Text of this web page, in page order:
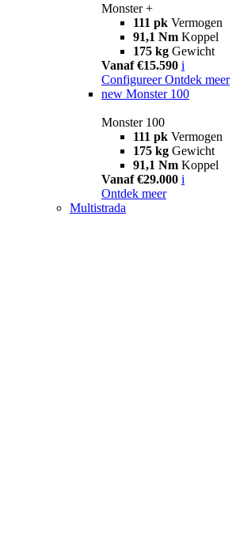
Monster +
111 pk Vermogen
91,1 Nm Koppel
175 kg Gewicht
Vanaf €15.590 i
Configureer Ontdek meer
new Monster 100
Monster 100
111 pk Vermogen
175 kg Gewicht
91,1 Nm Koppel
Vanaf €29.000 i
Ontdek meer
Multistrada